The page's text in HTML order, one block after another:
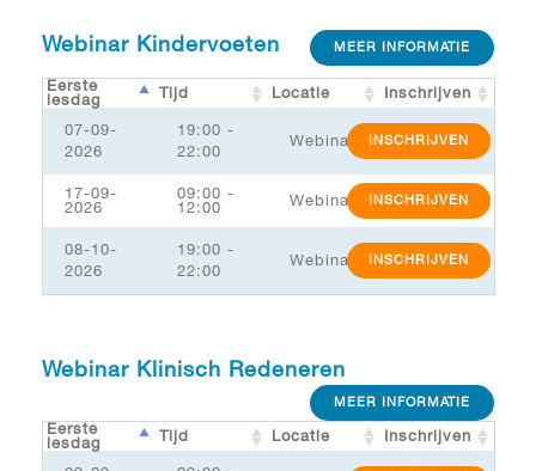
Webinar Kindervoeten MEER INFORMATIE
Eerste
lesdag
Tijd Locatie Inschrijven
07-09-
2026
19:00 -
22:00
Webinar INSCHRIJVEN
17-09-
2026
09:00 -
12:00
Webinar INSCHRIJVEN
08-10-
2026
19:00 -
22:00
Webinar INSCHRIJVEN
Webinar Klinisch Redeneren
MEER INFORMATIE
Eerste
lesdag
Tijd Locatie Inschrijven